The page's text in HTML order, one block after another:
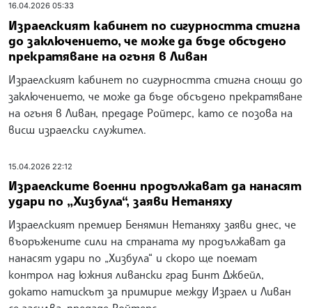
16.04.2026 05:33
Израелският кабинет по сигурността стигна
до заключението, че може да бъде обсъдено
прекратяване на огъня в Ливан
Израелският кабинет по сигурността стигна снощи до
заключението, че може да бъде обсъдено прекратяване
на огъня в Ливан, предаде Ройтерс, като се позова на
висш израелски служител.
15.04.2026 22:12
Израелските военни продължават да нанасят
удари по „Хизбула“, заяви Нетаняху
Израелският премиер Бенямин Нетаняху заяви днес, че
въоръжените сили на страната му продължават да
нанасят удари по „Хизбула“ и скоро ще поемат
контрол над южния ливански град Бинт Джбейл,
докато натискът за примирие между Израел и Ливан